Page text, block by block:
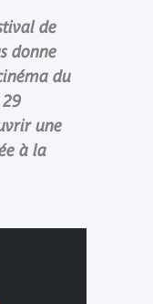
de
donne
du
une
à la